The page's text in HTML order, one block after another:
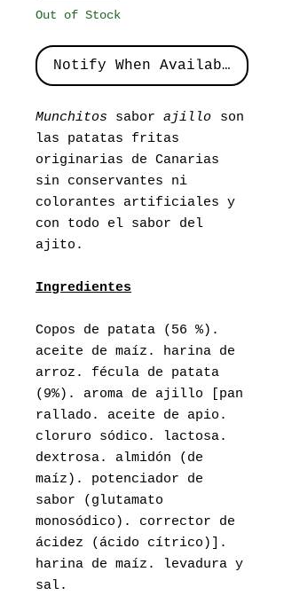
Out of Stock
Notify When Available
Munchitos sabor ajillo son
las patatas fritas
originarias de Canarias
sin conservantes ni
colorantes artificiales y
con todo el sabor del
ajito.
Ingredientes
Copos de patata (56 %).
aceite de maíz. harina de
arroz. fécula de patata
(9%). aroma de ajillo [pan
rallado. aceite de apio.
cloruro sódico. lactosa.
dextrosa. almidón (de
maíz). potenciador de
sabor (glutamato
monosódico). corrector de
ácidez (ácido cítrico)].
harina de maíz. levadura y
sal.